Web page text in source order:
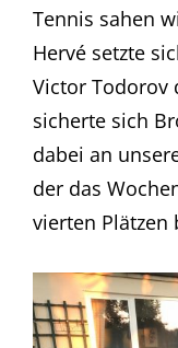
Tennis sahen
Hervé setzte
Victor Todorov
sicherte sich
dabei an
der das
vierten Plätzen